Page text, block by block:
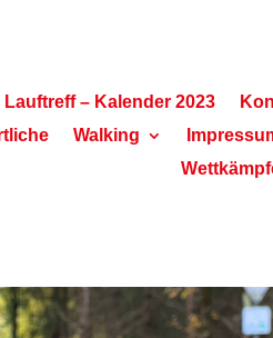
Lauftreff – Kalender 2023
Walking